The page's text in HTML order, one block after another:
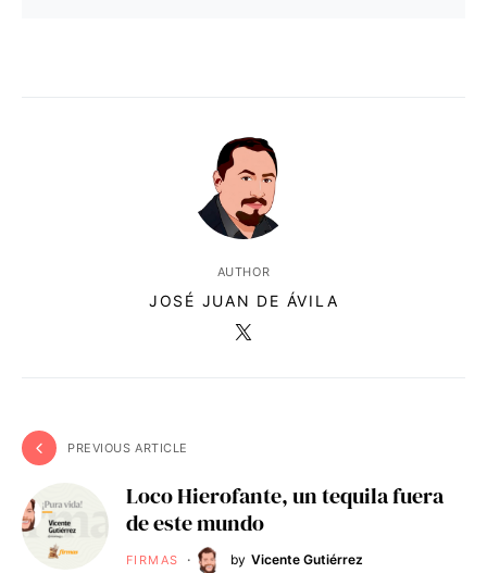
AUTHOR
JOSÉ JUAN DE ÁVILA
PREVIOUS ARTICLE
Loco Hierofante, un tequila fuera
de este mundo
FIRMAS by Vicente Gutiérrez